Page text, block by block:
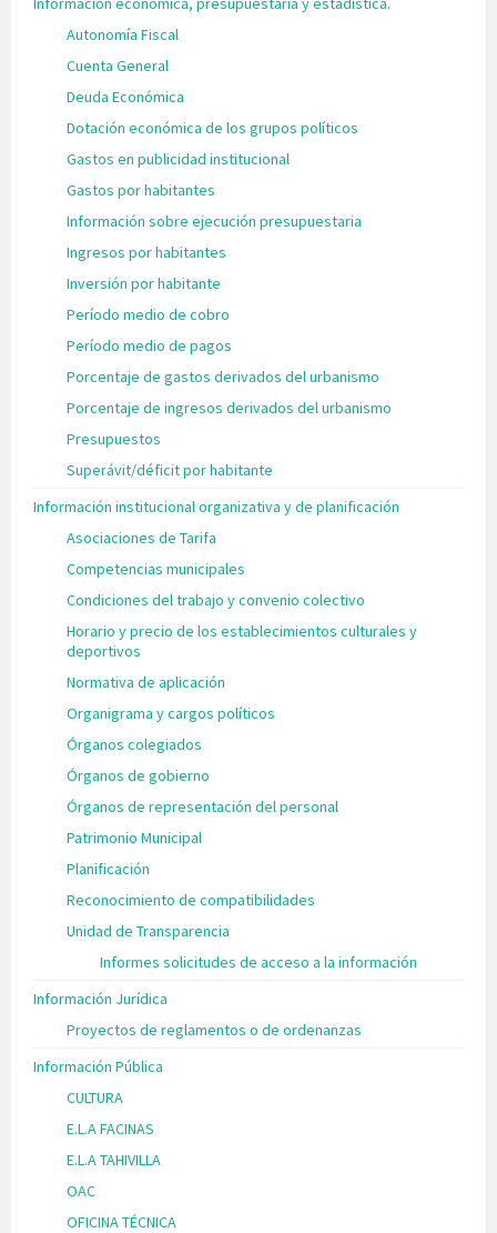
Autonomía Fiscal
Cuenta General
Deuda Económica
Dotación económica de los grupos políticos
Gastos en publicidad institucional
Gastos por habitantes
Información sobre ejecución presupuestaria
Ingresos por habitantes
Inversión por habitante
Período medio de cobro
Período medio de pagos
Porcentaje de gastos derivados del urbanismo
Porcentaje de ingresos derivados del urbanismo
Presupuestos
Superávit/déficit por habitante
Información institucional organizativa y de planificación
Asociaciones de Tarifa
Competencias municipales
Condiciones del trabajo y convenio colectivo
Horario y precio de los establecimientos culturales y
deportivos
Normativa de aplicación
Organigrama y cargos políticos
Órganos colegiados
Órganos de gobierno
Órganos de representación del personal
Patrimonio Municipal
Planificación
Reconocimiento de compatibilidades
Unidad de Transparencia
Informes solicitudes de acceso a la información
Información Jurídica
Proyectos de reglamentos o de ordenanzas
Información Pública
CULTURA
E.L.A FACINAS
E.L.A TAHIVILLA
OAC
OFICINA TÉCNICA